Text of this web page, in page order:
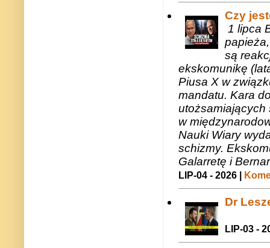
Czy
1 lipca
są
ekskomunikę
Piusa X w
mandatu. Kara
utożsamiających
w
Nauki Wiary
schizmy.
Galarretę i
LIP-04 - 2026 |
Dr
LIP-03 -